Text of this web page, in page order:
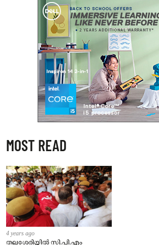
MOST READ
4 years ago
തലശേരിയില്‍ സി.പി.എം